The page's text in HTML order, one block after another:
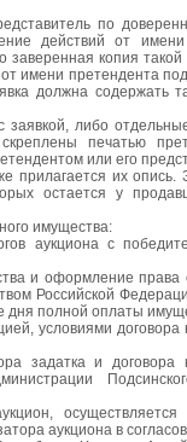
по
действий от имени
копия такой
имени претендента
должна содержать
заявкой, либо
печатью
или его
прилагается их опись.
остается у
имущества:
аукциона с
и оформление права
Российской
дня полной оплаты
условиями договора
задатка и договора
осуществляется
аукциона в